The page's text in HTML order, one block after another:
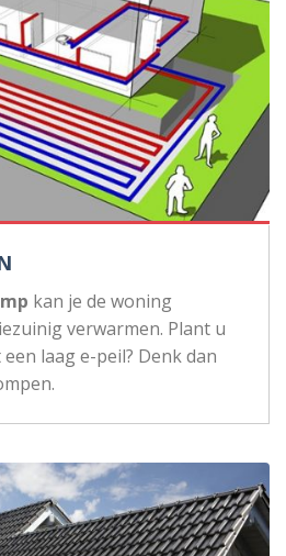
kan je de woning
verwarmen. Plant u
laag e-peil? Denk dan